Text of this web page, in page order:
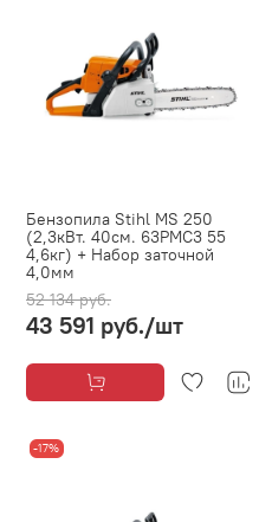
Бензопила Stihl MS 250
(2,3кВт. 40см. 63PMC3 55
4,6кг) + Набор заточной
4,0мм
52 134 руб.
43 591 руб./шт
-17%